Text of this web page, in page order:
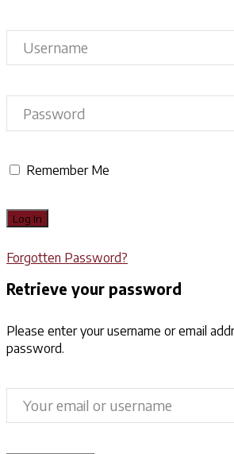
Remember Me
Forgotten Password?
Retrieve your password
Please enter your username or email
password.